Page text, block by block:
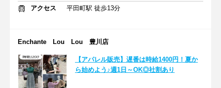
アクセス
平田町駅 徒歩13分
Enchante Lou Lou 豊川店
【アパレル販売】遅番は時給1400円！夏か
ら始めよう♪週1日～OK◎社割あり